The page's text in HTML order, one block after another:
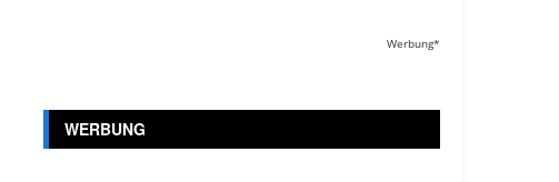
Werbung*
WERBUNG